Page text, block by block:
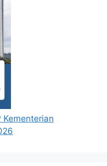
Kementerian